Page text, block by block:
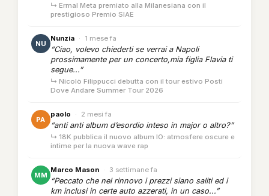
↳ Ermal Meta premiato alla Milanesiana con il
prestigioso Premio SIAE
NU
Nunzia · 1 mese fa
“Ciao, volevo chiederti se verrai a Napoli
prossimamente per un concerto,mia figlia Flavia ti
segue...”
↳ Nicolò Filippucci debutta con il tour estivo Posti
Dove Andare Summer Tour 2026
PA
paolo · 2 mesi fa
“anti anti album d’esordio inteso in major o altro?”
↳ 18K pubblica il nuovo album IO: atmosfere oscure e
intime per la nuova wave rap
MM
Marco Mason · 3 settimane fa
“Peccato che nel rinnovo i prezzi siano saliti ed i
km inclusi in certe auto azzerati, in un caso...”